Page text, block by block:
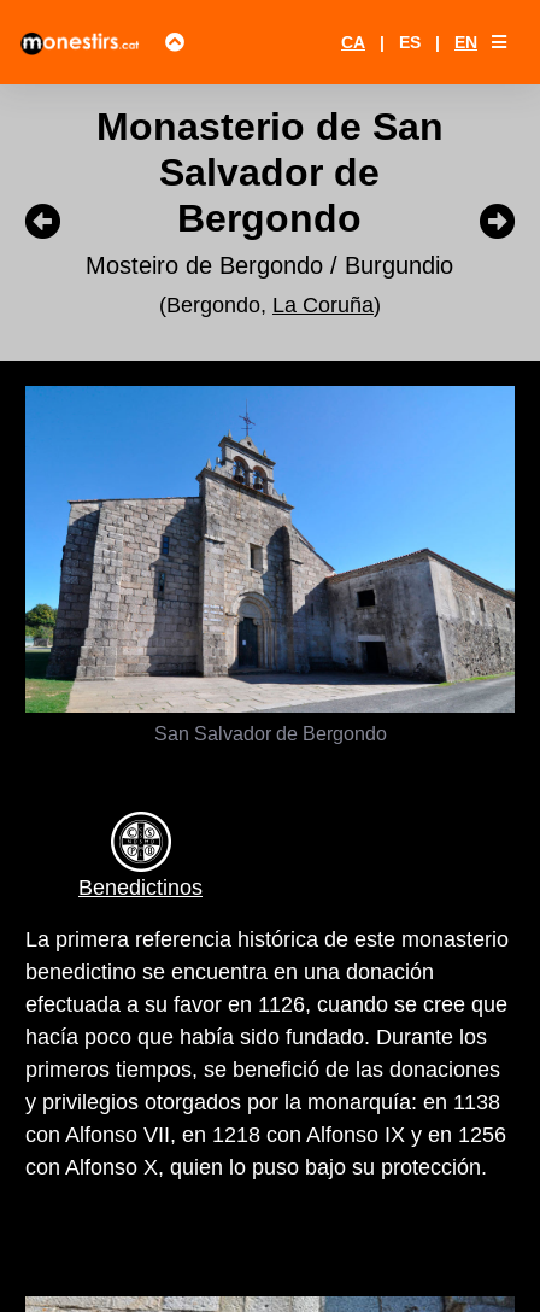
CA | ES | EN
Monasterio de San
Salvador de
Bergondo
Mosteiro de Bergondo / Burgundio
(Bergondo, La Coruña)
San Salvador de Bergondo
Benedictinos
La primera referencia histórica de este monasterio
benedictino se encuentra en una donación
efectuada a su favor en 1126, cuando se cree que
hacía poco que había sido fundado. Durante los
primeros tiempos, se benefició de las donaciones
y privilegios otorgados por la monarquía: en 1138
con Alfonso VII, en 1218 con Alfonso IX y en 1256
con Alfonso X, quien lo puso bajo su protección.